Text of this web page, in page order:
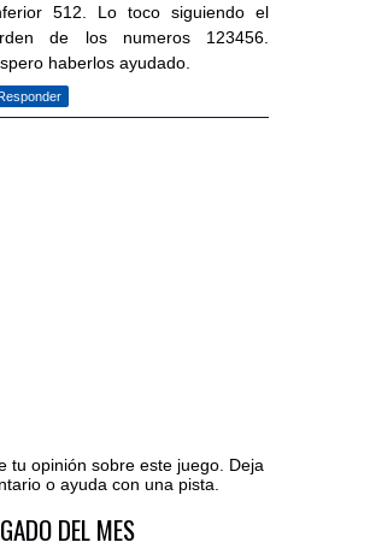
512. Lo toco siguiendo el
de los numeros 123456.
haberlos ayudado.
tu opinión sobre este juego. Deja
o ayuda con una pista.
de comentarios
DEL MES